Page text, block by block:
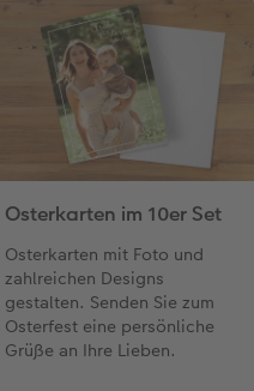
Osterkarten im 10er Set
Osterkarten mit Foto und
zahlreichen Designs
gestalten. Senden Sie zum
Osterfest eine persönliche
Grüße an Ihre Lieben.